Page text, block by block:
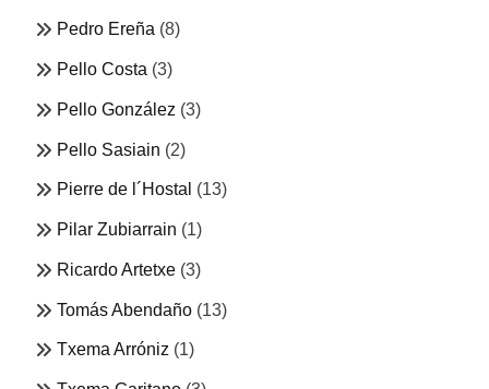
Pedro Ereña (8)
Pello Costa (3)
Pello González (3)
Pello Sasiain (2)
Pierre de l´Hostal (13)
Pilar Zubiarrain (1)
Ricardo Artetxe (3)
Tomás Abendaño (13)
Txema Arróniz (1)